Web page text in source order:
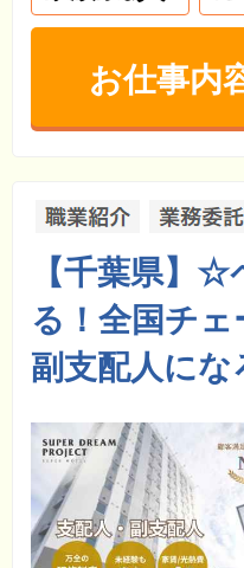
お仕事内
【千葉県】
る！全国チ
副支配人に